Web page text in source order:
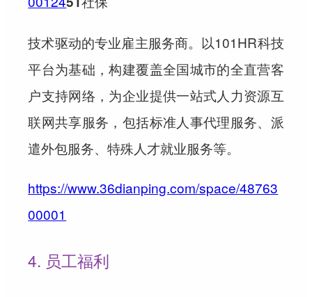
技术驱动的专业雇主服务商。以101HR科技
平台为基础，构建覆盖全国城市的全直营客
户支持网络，为企业提供一站式人力资源互
联网共享服务，包括标准人事代理服务、派
遣外包服务、特殊人才就业服务等。
https://www.36dianping.com/space/48763
00001
4. 员工福利